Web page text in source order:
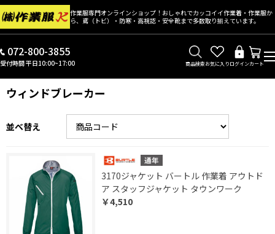
作業服専門オンラインショップ！おしゃれでカッコイイ作業着・作業服か
ら、鳶（トビ）・防寒・高視認・安全靴まで多数取り揃えています。
072-800-3855
受付時間 平日10:00~17:00 商品検索お気に入りログインカート
ウィンドブレーカー
並べ替え
3170ジャケット バートル 作業着 アウトド
ア スタッフジャケット タウンワーク
￥4,510